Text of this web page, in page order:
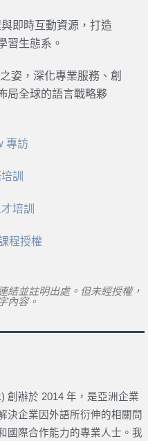
即時互動資源，打造
習生態系。
姿，深化專業服務、創
局全球的語言戰略夥
專訪
訓
培訓
程授權
結並註明出處。但未經授權，
內容。
創辦於 2014 年，是亞洲企業
決企業因外語所衍伸的相關問
國際合作能力的專業人士。我